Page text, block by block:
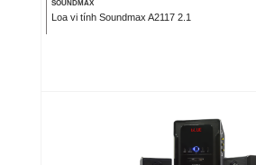
SOUNDMAX
Loa vi tính Soundmax A2117 2.1